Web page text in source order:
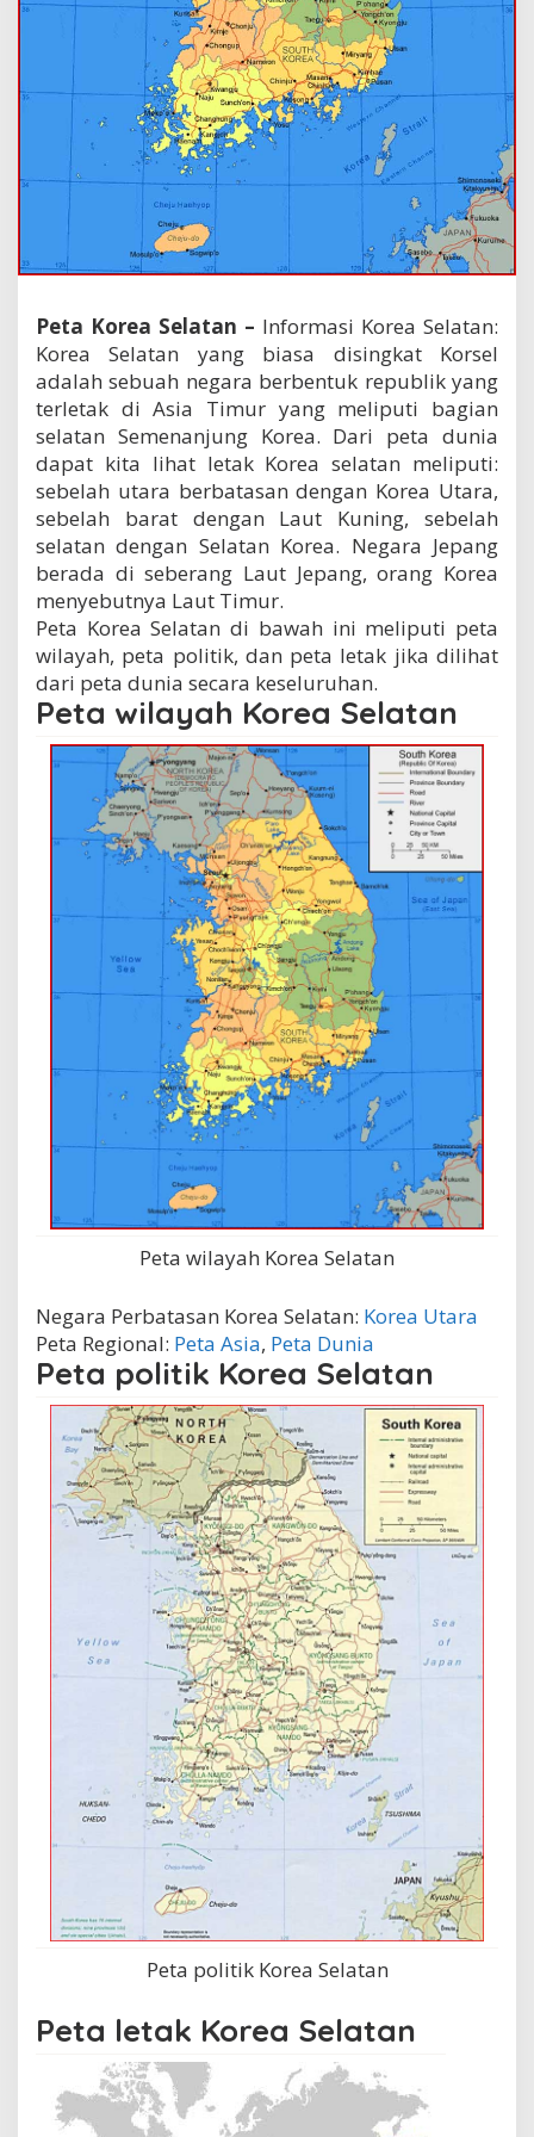
Peta Korea Selatan – Informasi Korea Selatan:
Korea Selatan yang biasa disingkat Korsel
adalah sebuah negara berbentuk republik yang
terletak di Asia Timur yang meliputi bagian
selatan Semenanjung Korea. Dari peta dunia
dapat kita lihat letak Korea selatan meliputi:
sebelah utara berbatasan dengan Korea Utara,
sebelah barat dengan Laut Kuning, sebelah
selatan dengan Selatan Korea. Negara Jepang
berada di seberang Laut Jepang, orang Korea
menyebutnya Laut Timur.
Peta Korea Selatan di bawah ini meliputi peta
wilayah, peta politik, dan peta letak jika dilihat
dari peta dunia secara keseluruhan.
Peta wilayah Korea Selatan
Peta wilayah Korea Selatan
Negara Perbatasan Korea Selatan: Korea Utara
Peta Regional: Peta Asia, Peta Dunia
Peta politik Korea Selatan
Peta politik Korea Selatan
Peta letak Korea Selatan